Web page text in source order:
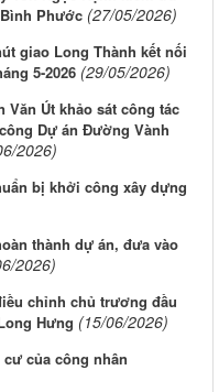
Phước (27/05/2026)
giao Long Thành kết nối
5-2026 (29/05/2026)
Văn Út khảo sát công tác
Dự án Đường Vành
2026)
bị khởi công xây dựng
thành dự án, đưa vào
2026)
chỉnh chủ trương đầu
Hưng (15/06/2026)
của công nhân